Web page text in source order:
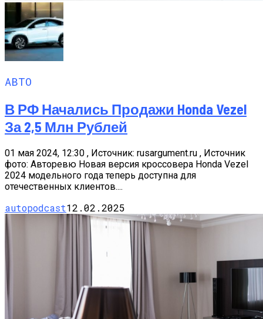
АВТО
В РФ Начались Продажи Honda Vezel
За 2,5 Млн Рублей
01 мая 2024, 12:30 , Источник: rusargument.ru , Источник
фото: Авторевю Новая версия кроссовера Honda Vezel
2024 модельного года теперь доступна для
отечественных клиентов....
autopodcast12.02.2025